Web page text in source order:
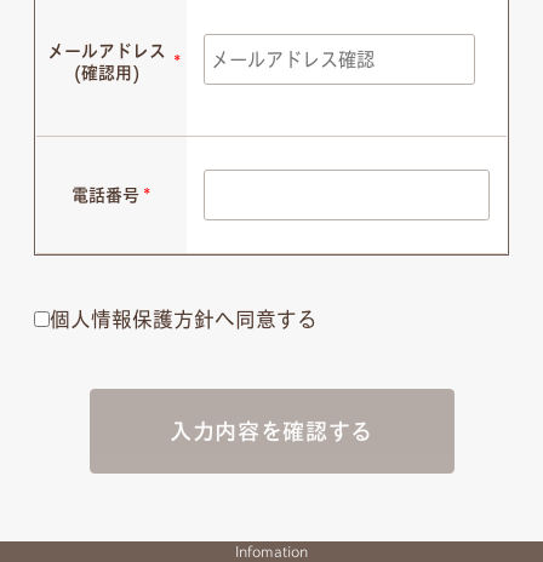
メールアドレス
(確認用)
*
電話番号 *
個人情報保護方針へ同意する
入力内容を確認する
Infomation